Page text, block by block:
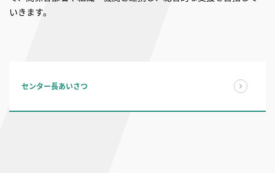
いきます。
センター長あいさつ